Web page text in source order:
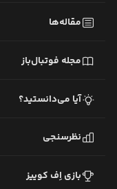
مقاله‌ها
مجله فوتبال‌باز
آیا می‌دانستید؟
نظرسنجی
بازی اِف کوییز